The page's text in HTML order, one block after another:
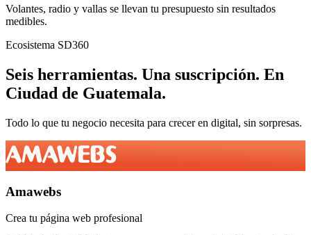
Volantes, radio y vallas se llevan tu presupuesto sin resultados
medibles.
Ecosistema SD360
Seis herramientas. Una suscripción. En
Ciudad de Guatemala.
Todo lo que tu negocio necesita para crecer en digital, sin sorpresas.
Amawebs
Crea tu página web profesional